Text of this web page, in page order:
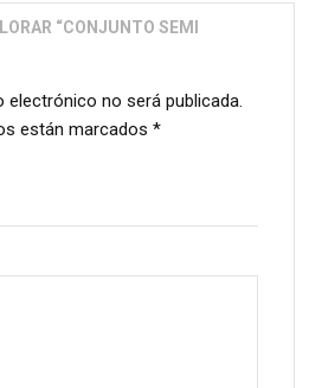
“CONJUNTO SEMI
electrónico no será publicada.
están marcados *